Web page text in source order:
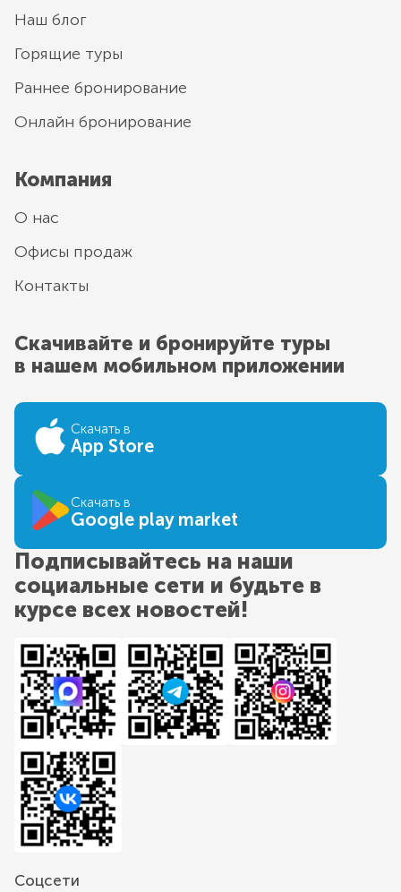
Наш блог
Горящие туры
Раннее бронирование
Онлайн бронирование
Компания
О нас
Офисы продаж
Контакты
Скачивайте и бронируйте туры
в нашем мобильном приложении
Скачать в
App Store
Скачать в
Google play market
Подписывайтесь на наши
социальные сети и будьте в
курсе всех новостей!
Соцсети